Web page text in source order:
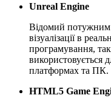
Unreal Engine
Відомий
візуалізації в
програмування,
використовується
платформах та ПК.
HTML5 Game